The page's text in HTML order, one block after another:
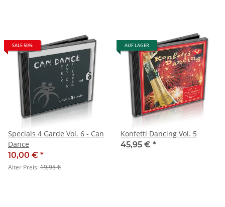
SALE 50%
Specials 4 Garde Vol. 6 - Can
Dance
10,00 € *
Alter Preis:19,95 €
AUF LAGER
Konfetti Dancing Vol. 5
45,95 € *